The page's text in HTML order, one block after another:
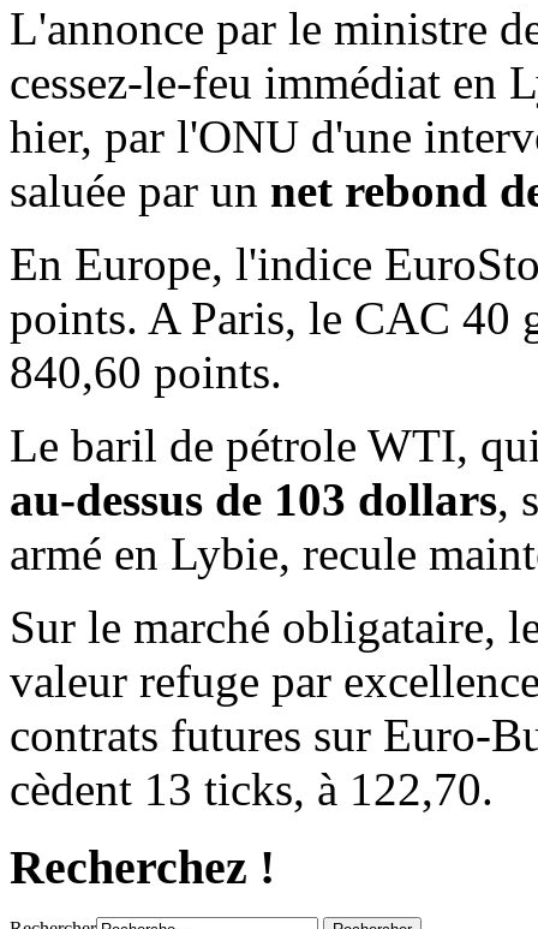
L'annonce par le ministre
cessez-le-feu immédiat en
hier, par l'ONU d'une
saluée par un net rebond
En Europe, l'indice
points. A Paris, le CAC 40
840,60 points.
Le baril de pétrole WTI,
au-dessus de 103 dollars,
armé en Lybie, recule
Sur le marché obligataire,
valeur refuge par
contrats futures sur Euro-
cèdent 13 ticks, à 122,70.
Recherchez !